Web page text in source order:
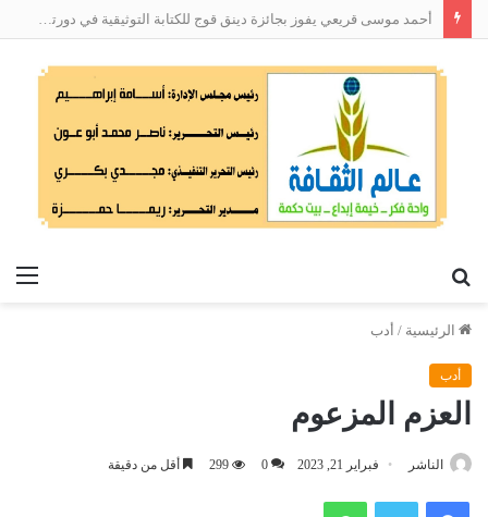
أحمد موسى قريعي يفوز بجائزة دينق قوج للكتابة التوثيقية في دورتها الأولى
الرئيسية / أدب
أدب
العزم المزعوم
الناشر فبراير 21, 2023 0
299 أقل من دقيقة
فيسبوك تويتر واتساب